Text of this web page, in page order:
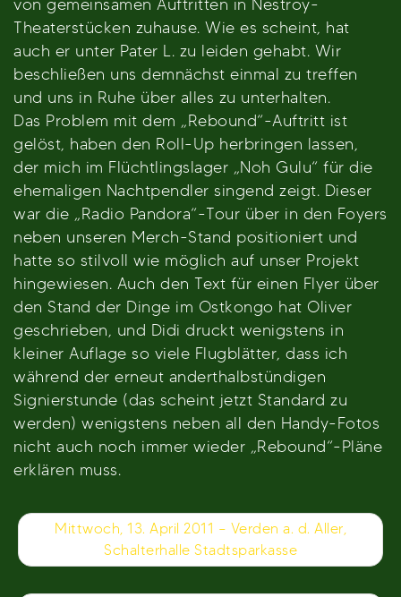
von gemeinsamen Auftritten in Nestroy-
Theaterstücken zuhause. Wie es scheint, hat
auch er unter Pater L. zu leiden gehabt. Wir
beschließen uns demnächst einmal zu treffen
und uns in Ruhe über alles zu unterhalten.
Das Problem mit dem „Rebound“-Auftritt ist
gelöst, haben den Roll-Up herbringen lassen,
der mich im Flüchtlingslager „Noh Gulu“ für die
ehemaligen Nachtpendler singend zeigt. Dieser
war die „Radio Pandora“-Tour über in den Foyers
neben unseren Merch-Stand positioniert und
hatte so stilvoll wie möglich auf unser Projekt
hingewiesen. Auch den Text für einen Flyer über
den Stand der Dinge im Ostkongo hat Oliver
geschrieben, und Didi druckt wenigstens in
kleiner Auflage so viele Flugblätter, dass ich
während der erneut anderthalbstündigen
Signierstunde (das scheint jetzt Standard zu
werden) wenigstens neben all den Handy-Fotos
nicht auch noch immer wieder „Rebound“-Pläne
erklären muss.
Beitragsnavigation
Mittwoch, 13. April 2011 – Verden a. d. Aller,
Schalterhalle Stadtsparkasse